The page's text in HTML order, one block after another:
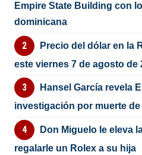
Empire State Building con
dominicana
Precio del dólar en la
este viernes 7 de agosto de
Hansel García revela
investigación por muerte
Don Miguelo le eleva
regalarle un Rolex a su hija